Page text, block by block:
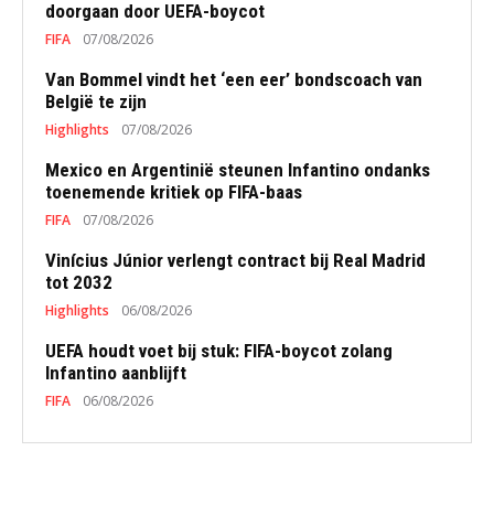
doorgaan door UEFA-boycot
FIFA 07/08/2026
Van Bommel vindt het ‘een eer’ bondscoach van
België te zijn
Highlights 07/08/2026
Mexico en Argentinië steunen Infantino ondanks
toenemende kritiek op FIFA-baas
FIFA 07/08/2026
Vinícius Júnior verlengt contract bij Real Madrid
tot 2032
Highlights 06/08/2026
UEFA houdt voet bij stuk: FIFA-boycot zolang
Infantino aanblijft
FIFA 06/08/2026